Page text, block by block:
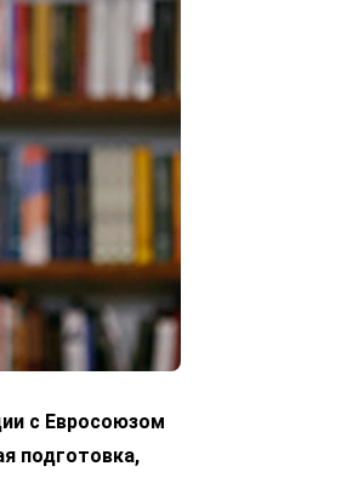
с Евросоюзом
подготовка,